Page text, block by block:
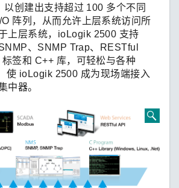
创建出支持超过 100 多个不同
O 阵列，从而允许上层系统访问所
上层系统，ioLogik 2500 支持
、SNMP Trap、RESTful
签和 C++ 库，可轻松与各种
使 ioLogik 2500 成为现场端接入
中器。